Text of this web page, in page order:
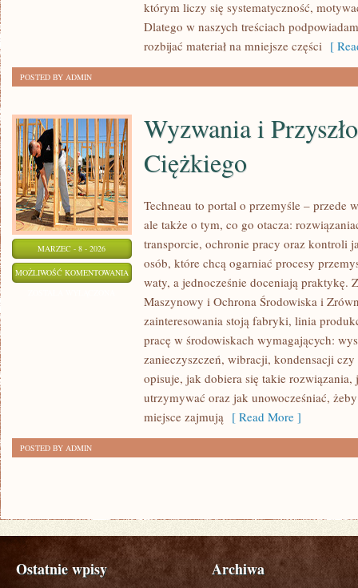
którym liczy się systematyczność,
Dlatego w naszych treściach
rozbijać materiał na mniejsze części [
POSTED BY ADMIN
MARZEC - 8 - 2026
MOŻLIWOŚĆ KOMENTOWANIA WYZWANIA
PRZYSZŁOŚĆ
Wyzwania i
Ciężkiego
Techneau to portal o przemyśle – przede
ale także o tym, co go otacza:
transporcie, ochronie pracy oraz kontroli
osób, które chcą ogarniać procesy
waty, a jednocześnie doceniają praktykę.
Maszynowy i Ochrona Środowiska i
zainteresowania stoją fabryki, linia
pracę w środowiskach wymagających:
zanieczyszczeń, wibracji, kondensacji
opisuje, jak dobiera się takie
utrzymywać oraz jak unowocześniać,
miejsce zajmują [ Read More ]
POSTED BY ADMIN
Ostatnie wpisy Archiwa